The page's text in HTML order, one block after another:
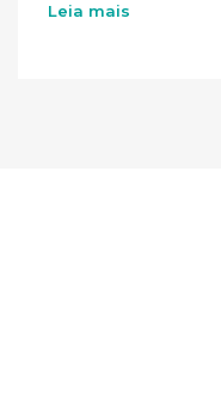
Leia mais